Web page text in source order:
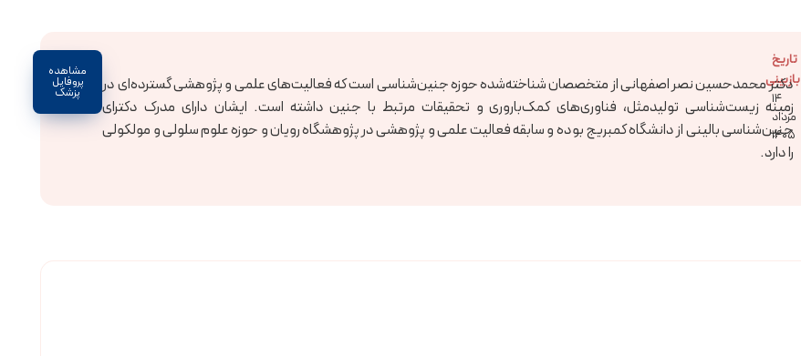
تاریخ
بازبینی
۱۴
مرداد
۱۴۰۵
دکتر محمدحسین نصر اصفهانی از متخصصان شناخته‌شده حوزه جنین‌شناسی است که فعالیت‌های علمی و پژوهشی گسترده‌ای در
زمینه زیست‌شناسی تولیدمثل، فناوری‌های کمک‌باروری و تحقیقات مرتبط با جنین داشته است. ایشان دارای مدرک دکترای
جنین‌شناسی بالینی از دانشگاه کمبریج بوده و سابقه فعالیت علمی و پژوهشی در پژوهشگاه رویان و حوزه علوم سلولی و مولکولی
را دارد.
مشاهده
پروفایل
پزشک